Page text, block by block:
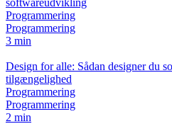
softwareudvikling
Programmering
Programmering
3 min
Design for alle: Sådan designer du
tilgængelighed
Programmering
Programmering
2 min